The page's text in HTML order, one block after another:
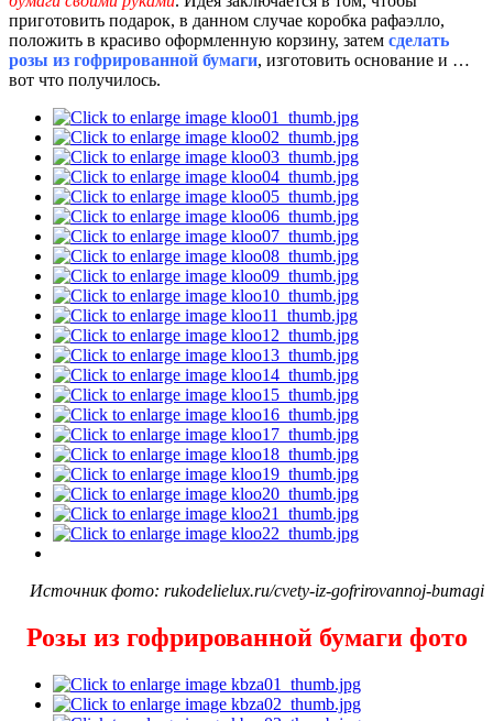
приготовить подарок, в данном случае коробка рафаэлло,
положить в красиво оформленную корзину, затем сделать
розы из гофрированной бумаги, изготовить основание и …
вот что получилось.
Источник фото: rukodelielux.ru/cvety-iz-gofrirovannoj-bumagi
Розы из гофрированной бумаги фото